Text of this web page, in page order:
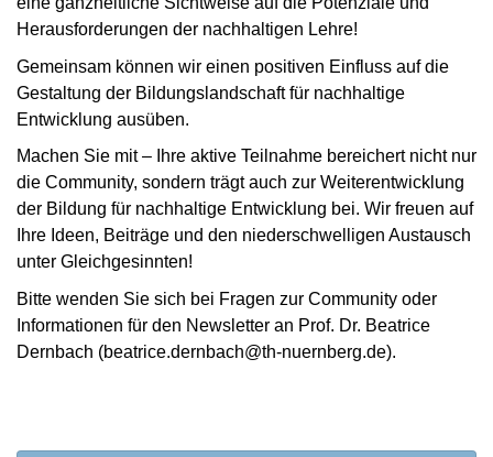
Herausforderungen der nachhaltigen Lehre!
Gemeinsam können wir einen positiven Einfluss auf die
Gestaltung der Bildungslandschaft für nachhaltige
Entwicklung ausüben.
Machen Sie mit – Ihre aktive Teilnahme bereichert nicht nur
die Community, sondern trägt auch zur Weiterentwicklung
der Bildung für nachhaltige Entwicklung bei. Wir freuen auf
Ihre Ideen, Beiträge und den niederschwelligen Austausch
unter Gleichgesinnten!
Bitte wenden Sie sich bei Fragen zur Community oder
Informationen für den Newsletter an Prof. Dr. Beatrice
Dernbach (beatrice.dernbach@th-nuernberg.de).